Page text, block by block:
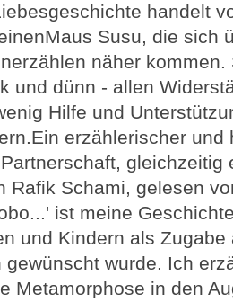
handelt
Susu, die sich
näher
und dünn - allen
Hilfe und
erzählerischer und
gleichzeitig
Rafik Schami, gelesen
ist meine
und Kindern als Zugabe
gewünscht wurde. Ich
Metamorphose in den